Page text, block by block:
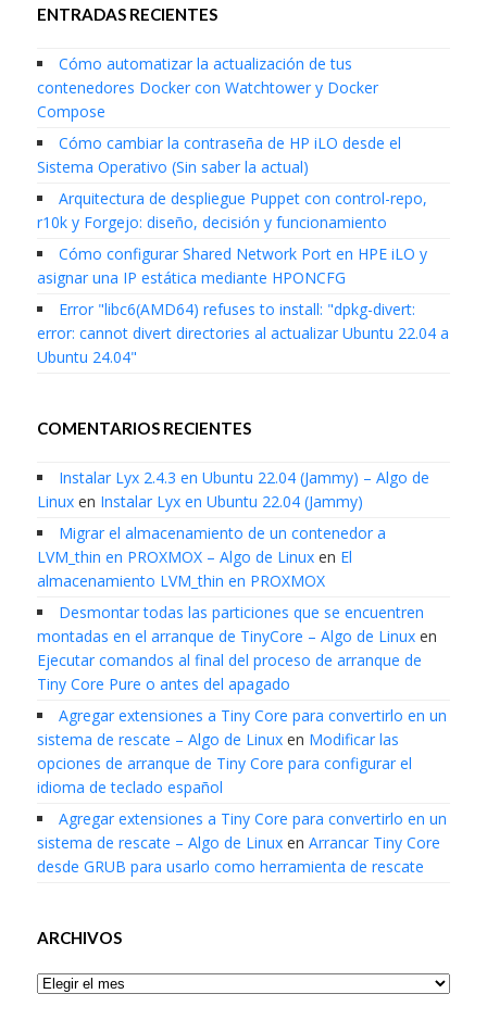
ENTRADAS RECIENTES
Cómo automatizar la actualización de tus
contenedores Docker con Watchtower y Docker
Compose
Cómo cambiar la contraseña de HP iLO desde el
Sistema Operativo (Sin saber la actual)
Arquitectura de despliegue Puppet con control-repo,
r10k y Forgejo: diseño, decisión y funcionamiento
Cómo configurar Shared Network Port en HPE iLO y
asignar una IP estática mediante HPONCFG
Error "libc6(AMD64) refuses to install: "dpkg-divert:
error: cannot divert directories al actualizar Ubuntu 22.04 a
Ubuntu 24.04"
COMENTARIOS RECIENTES
Instalar Lyx 2.4.3 en Ubuntu 22.04 (Jammy) – Algo de
Linuxen Instalar Lyx en Ubuntu 22.04 (Jammy)
Migrar el almacenamiento de un contenedor a
LVM_thin en PROXMOX – Algo de Linuxen El
almacenamiento LVM_thin en PROXMOX
Desmontar todas las particiones que se encuentren
montadas en el arranque de TinyCore – Algo de Linuxen
Ejecutar comandos al final del proceso de arranque de
Tiny Core Pure o antes del apagado
Agregar extensiones a Tiny Core para convertirlo en un
sistema de rescate – Algo de Linuxen Modificar las
opciones de arranque de Tiny Core para configurar el
idioma de teclado español
Agregar extensiones a Tiny Core para convertirlo en un
sistema de rescate – Algo de Linuxen Arrancar Tiny Core
desde GRUB para usarlo como herramienta de rescate
ARCHIVOS
Archivos